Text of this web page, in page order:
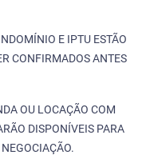
E IPTU ESTÃO
CONFIRMADOS ANTES
OU LOCAÇÃO COM
DISPONÍVEIS PARA